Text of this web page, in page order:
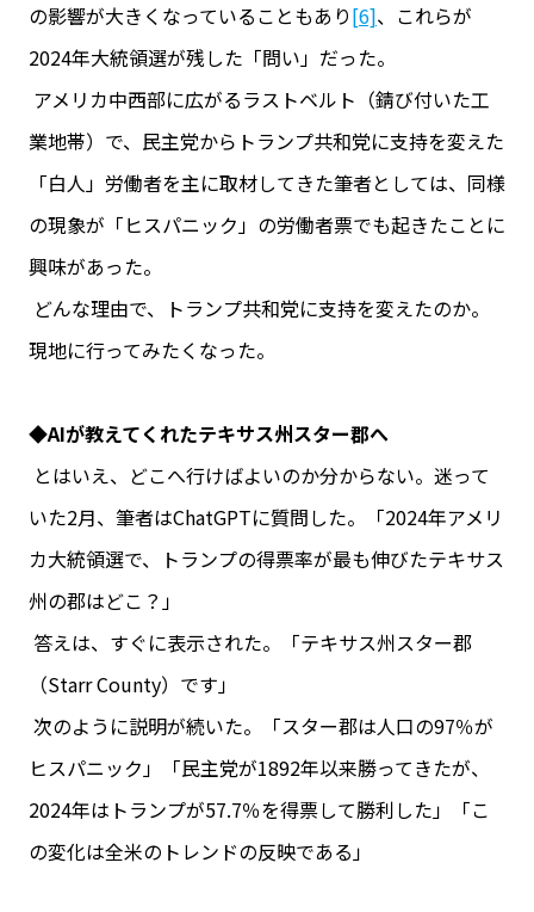
の影響が大きくなっていることもあり[6]、これらが
2024年大統領選が残した「問い」だった。
アメリカ中西部に広がるラストベルト（錆び付いた工
業地帯）で、民主党からトランプ共和党に支持を変えた
「白人」労働者を主に取材してきた筆者としては、同様
の現象が「ヒスパニック」の労働者票でも起きたことに
興味があった。
どんな理由で、トランプ共和党に支持を変えたのか。
現地に行ってみたくなった。
◆AIが教えてくれたテキサス州スター郡へ
とはいえ、どこへ行けばよいのか分からない。迷って
いた2月、筆者はChatGPTに質問した。「2024年アメリ
カ大統領選で、トランプの得票率が最も伸びたテキサス
州の郡はどこ？」
答えは、すぐに表示された。「テキサス州スター郡
（Starr County）です」
次のように説明が続いた。「スター郡は人口の97％が
ヒスパニック」「民主党が1892年以来勝ってきたが、
2024年はトランプが57.7％を得票して勝利した」「こ
の変化は全米のトレンドの反映である」